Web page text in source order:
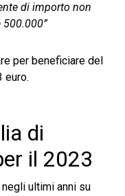
di importo non
500.000”
per beneficiare del
euro.
di
il 2023
ultimi anni su